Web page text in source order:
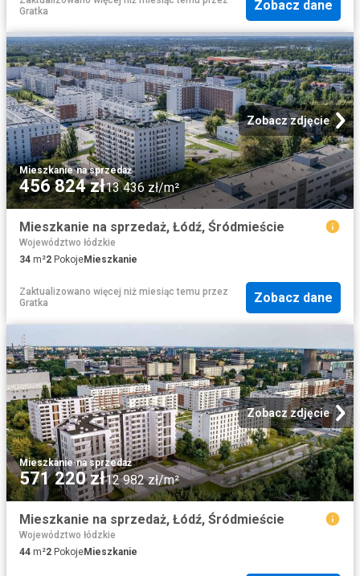
Gratka
Zobacz dane
Zobacz zdjęcie
Mieszkanie·na sprzedaż
456 824 zł13 436 zł/m²
Mieszkanie na sprzedaż, Łódź, Śródmieście
Województwo łódzkie
34 m²2 PokojeMieszkanie
Zaktualizowano więcej niż miesiąc temu przez
Gratka
Zobacz dane
Zobacz zdjęcie
Mieszkanie·na sprzedaż
571 220 zł12 982 zł/m²
Mieszkanie na sprzedaż, Łódź, Śródmieście
Województwo łódzkie
44 m²2 PokojeMieszkanie